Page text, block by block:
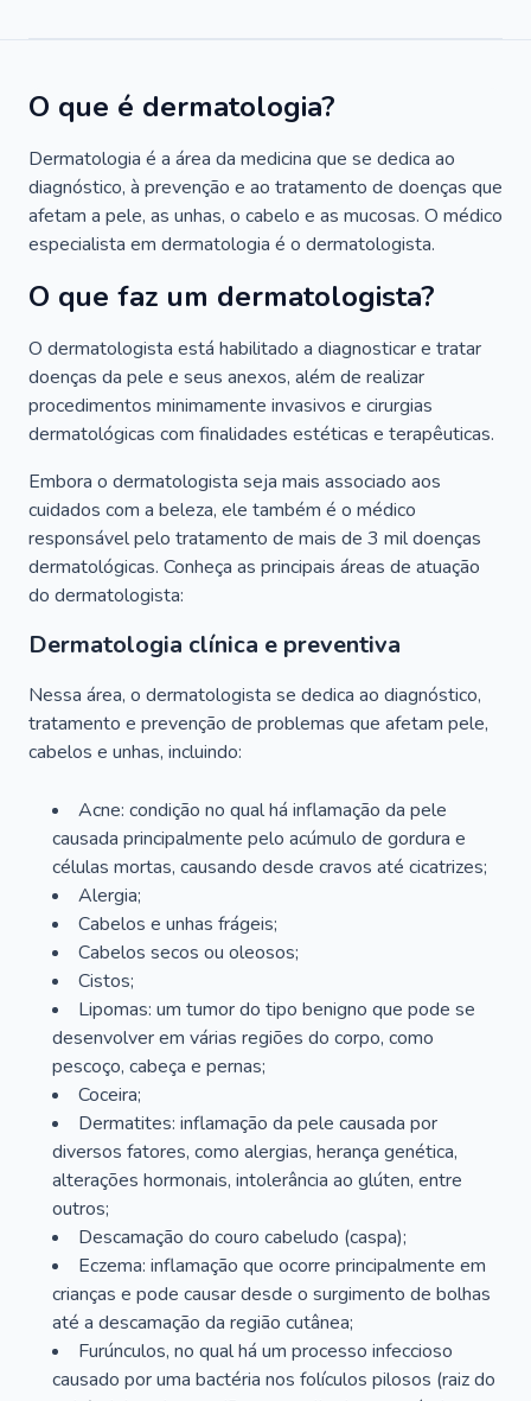
O que é dermatologia?
Dermatologia é a área da medicina que se dedica ao
diagnóstico, à prevenção e ao tratamento de doenças que
afetam a pele, as unhas, o cabelo e as mucosas. O médico
especialista em dermatologia é o dermatologista.
O que faz um dermatologista?
O dermatologista está habilitado a diagnosticar e tratar
doenças da pele e seus anexos, além de realizar
procedimentos minimamente invasivos e cirurgias
dermatológicas com finalidades estéticas e terapêuticas.
Embora o dermatologista seja mais associado aos
cuidados com a beleza, ele também é o médico
responsável pelo tratamento de mais de 3 mil doenças
dermatológicas. Conheça as principais áreas de atuação
do dermatologista:
Dermatologia clínica e preventiva
Nessa área, o dermatologista se dedica ao diagnóstico,
tratamento e prevenção de problemas que afetam pele,
cabelos e unhas, incluindo:
Acne: condição no qual há inflamação da pele
causada principalmente pelo acúmulo de gordura e
células mortas, causando desde cravos até cicatrizes;
Alergia;
Cabelos e unhas frágeis;
Cabelos secos ou oleosos;
Cistos;
Lipomas: um tumor do tipo benigno que pode se
desenvolver em várias regiões do corpo, como
pescoço, cabeça e pernas;
Coceira;
Dermatites: inflamação da pele causada por
diversos fatores, como alergias, herança genética,
alterações hormonais, intolerância ao glúten, entre
outros;
Descamação do couro cabeludo (caspa);
Eczema: inflamação que ocorre principalmente em
crianças e pode causar desde o surgimento de bolhas
até a descamação da região cutânea;
Furúnculos, no qual há um processo infeccioso
causado por uma bactéria nos folículos pilosos (raiz do